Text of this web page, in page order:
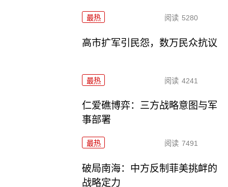
最热 阅读 5280
高市扩军引民怨，数万民众抗议
最热 阅读 4241
仁爱礁博弈：三方战略意图与军
事部署
最热 阅读 7491
破局南海：中方反制菲美挑衅的
战略定力